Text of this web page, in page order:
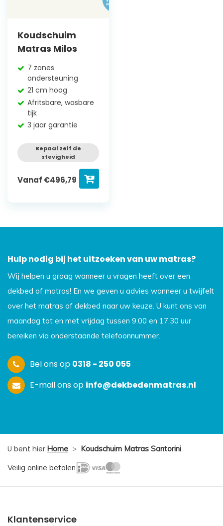
Koudschuim
Matras Milos
7 zones
ondersteuning
21 cm hoog
Afritsbare, wasbare
tijk
3 jaar garantie
Bepaal zelf de
stevigheid
Vanaf €496,79
Hulp nodig bij het uitzoeken van uw matras?
Wij helpen u graag wanneer u vragen heeft over een
dekbed of matras! En we geven u advies wanneer u twijfelt
over het matras of dekbed naar uw keuze. U kunt ons van
maandag tot en met vrijdag tussen 9.00 en 17.30 uur
bereiken via onderstaande telefoonnummer.
Bel ons op 0318 - 250 055
E-mail ons op info@dekbedenmatras.nl
U bent hier:Home > Koudschuim Matras Santorini
Veilig online betalen
Klantenservice